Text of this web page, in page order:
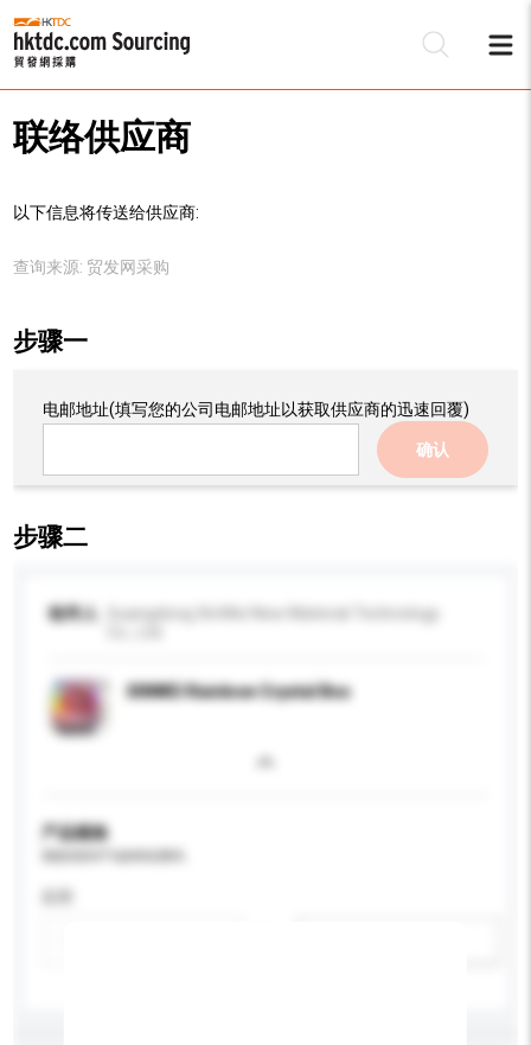
联络供应商
以下信息将传送给供应商:
查询来源: 贸发网采购
步骤一
电邮地址(填写您的公司电邮地址以获取供应商的迅速回覆)
确认
步骤二
收件人
XINWEI Rainbow Crystal Box
产品规格